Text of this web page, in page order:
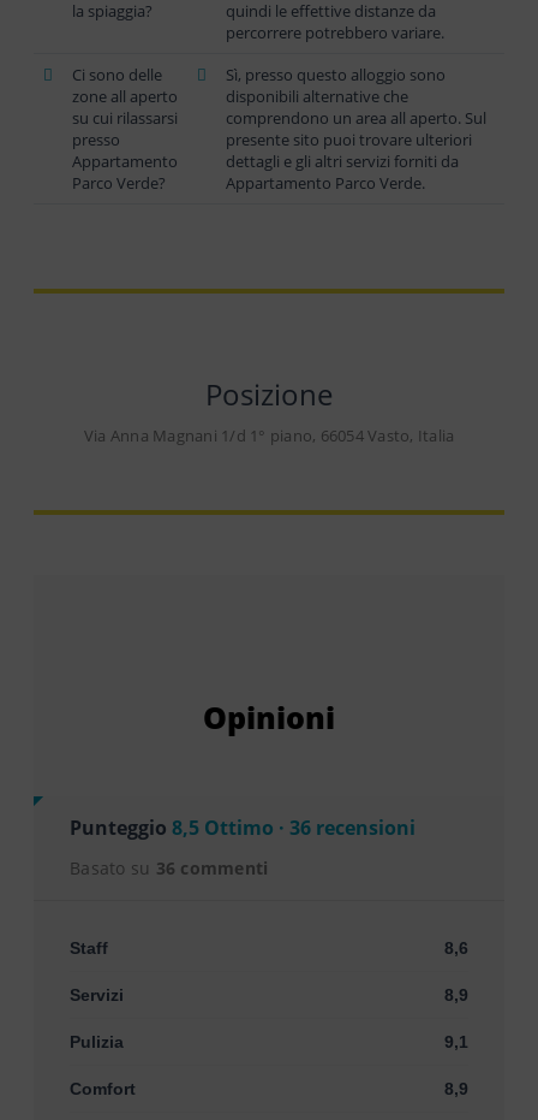
la spiaggia?
quindi le effettive distanze da
percorrere potrebbero variare.
Ci sono delle
zone all aperto
su cui rilassarsi
presso
Appartamento
Parco Verde?
Sì, presso questo alloggio sono
disponibili alternative che
comprendono un area all aperto. Sul
presente sito puoi trovare ulteriori
dettagli e gli altri servizi forniti da
Appartamento Parco Verde.
Posizione
Via Anna Magnani 1/d 1° piano, 66054 Vasto, Italia
Opinioni
Punteggio 8,5 Ottimo · 36 recensioni
Basato su 36 commenti
Staff 8,6
Servizi 8,9
Pulizia 9,1
Comfort 8,9